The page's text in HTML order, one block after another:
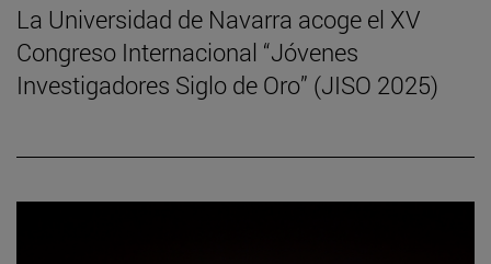
La Universidad de Navarra acoge el XV
Congreso Internacional “Jóvenes
Investigadores Siglo de Oro” (JISO 2025)